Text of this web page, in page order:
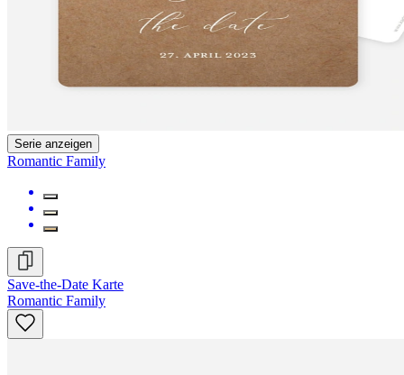
Serie anzeigen
Romantic Family
Save-the-Date Karte
Romantic Family